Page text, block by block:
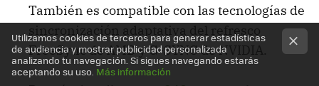
También es compatible con las tecnologías de
sincronización adaptativa del refresco
FreeSync de AMD y G-SYNC de NVIDIA.
Utilizamos cookies de terceros para generar estadísticas
de audiencia y mostrar publicidad personalizada
analizando tu navegación. Si sigues navegando estarás
aceptando su uso. Más información